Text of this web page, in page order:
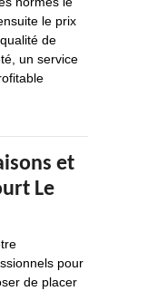
le prix
de
un service
et
Le
pour
de placer